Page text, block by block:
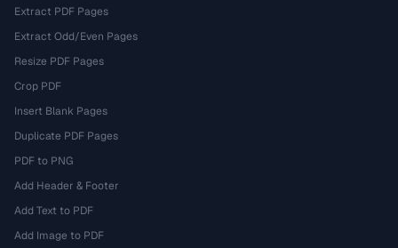
Extract PDF Pages
Extract Odd/Even Pages
Resize PDF Pages
Crop PDF
Insert Blank Pages
Duplicate PDF Pages
PDF to PNG
Add Header & Footer
Add Text to PDF
Add Image to PDF